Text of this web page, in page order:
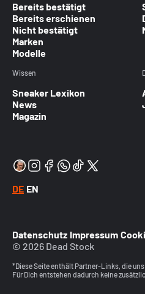
Bereits bestätigt
Bereits erschienen
Nicht bestätigt
Marken
Modelle
Wissen
Sneaker Lexikon
News
Magazin
DE EN
Datenschutz Impressum
© 2026 Dead Stock
*Diese Seite enthält Partner-Links, die
Für Dich entstehen dadurch keine